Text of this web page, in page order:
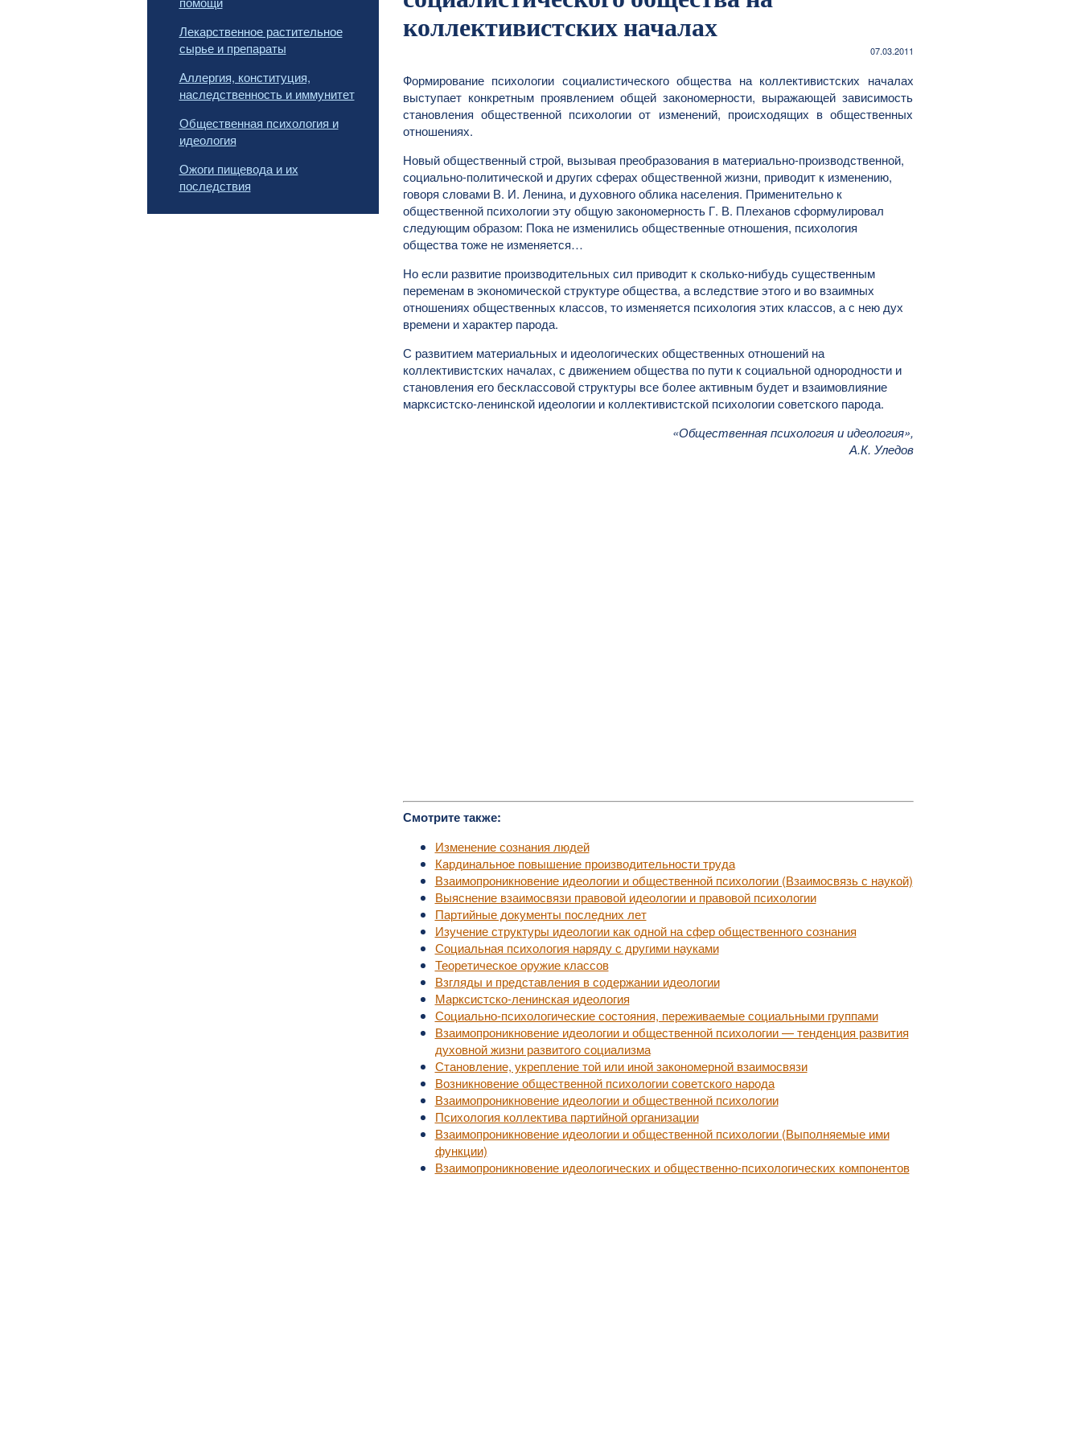
Лекарственное растительное
сырье и препараты
Аллергия, конституция,
наследственность и иммунитет
Общественная психология и
идеология
Ожоги пищевода и их
последствия
коллективистских началах
07.03.2011
Формирование психологии социалистического общества на коллективистских началах
выступает конкретным проявлением общей закономерности, выражающей зависимость
становления общественной психологии от изменений, происходящих в общественных
отношениях.
Новый общественный строй, вызывая преобразования в материально-производственной,
социально-политической и других сферах общественной жизни, приводит к изменению,
говоря словами В. И. Ленина, и духовного облика населения. Применительно к
общественной психологии эту общую закономерность Г. В. Плеханов сформулировал
следующим образом: Пока не изменились общественные отношения, психология
общества тоже не изменяется…
Но если развитие производительных сил приводит к сколько-нибудь существенным
переменам в экономической структуре общества, а вследствие этого и во взаимных
отношениях общественных классов, то изменяется психология этих классов, а с нею дух
времени и характер парода.
С развитием материальных и идеологических общественных отношений на
коллективистских началах, с движением общества по пути к социальной однородности и
становления его бесклассовой структуры все более активным будет и взаимовлияние
марксистско-ленинской идеологии и коллективистской психологии советского парода.
«Общественная психология и идеология»,
А.К. Уледов
Смотрите также:
Изменение сознания людей
Кардинальное повышение производительности труда
Взаимопроникновение идеологии и общественной психологии (Взаимосвязь с наукой)
Выяснение взаимосвязи правовой идеологии и правовой психологии
Партийные документы последних лет
Изучение структуры идеологии как одной на сфер общественного сознания
Социальная психология наряду с другими науками
Теоретическое оружие классов
Взгляды и представления в содержании идеологии
Марксистско-ленинская идеология
Социально-психологические состояния, переживаемые социальными группами
Взаимопроникновение идеологии и общественной психологии — тенденция развития
духовной жизни развитого социализма
Становление, укрепление той или иной закономерной взаимосвязи
Возникновение общественной психологии советского народа
Взаимопроникновение идеологии и общественной психологии
Психология коллектива партийной организации
Взаимопроникновение идеологии и общественной психологии (Выполняемые ими
функции)
Взаимопроникновение идеологических и общественно-психологических компонентов